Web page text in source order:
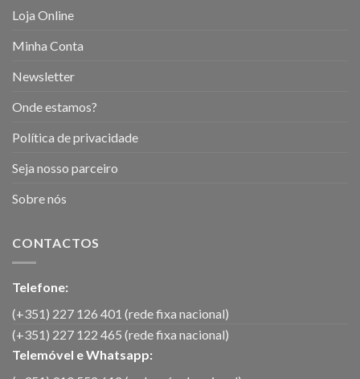
Loja Online
Minha Conta
Newsletter
Onde estamos?
Política de privacidade
Seja nosso parceiro
Sobre nós
CONTACTOS
Telefone:
(+351) 227 126 401 (rede fixa nacional)
(+351) 227 122 465 (rede fixa nacional)
Telemóvel e Whatsapp: